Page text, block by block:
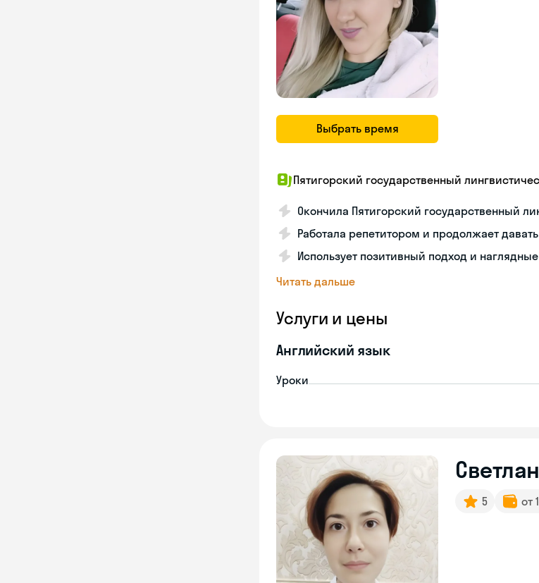
Выбрать время
Пятигорский государственный
Окончила Пятигорский государственный
Работала репетитором и продолжает
Использует позитивный подход и
Читать дальше
Услуги и цены
Английский язык
Уроки
5 от